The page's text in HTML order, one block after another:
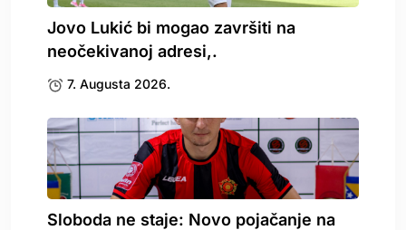
Jovo Lukić bi mogao završiti na
neočekivanoj adresi,.
7. Augusta 2026.
Sloboda ne staje: Novo pojačanje na